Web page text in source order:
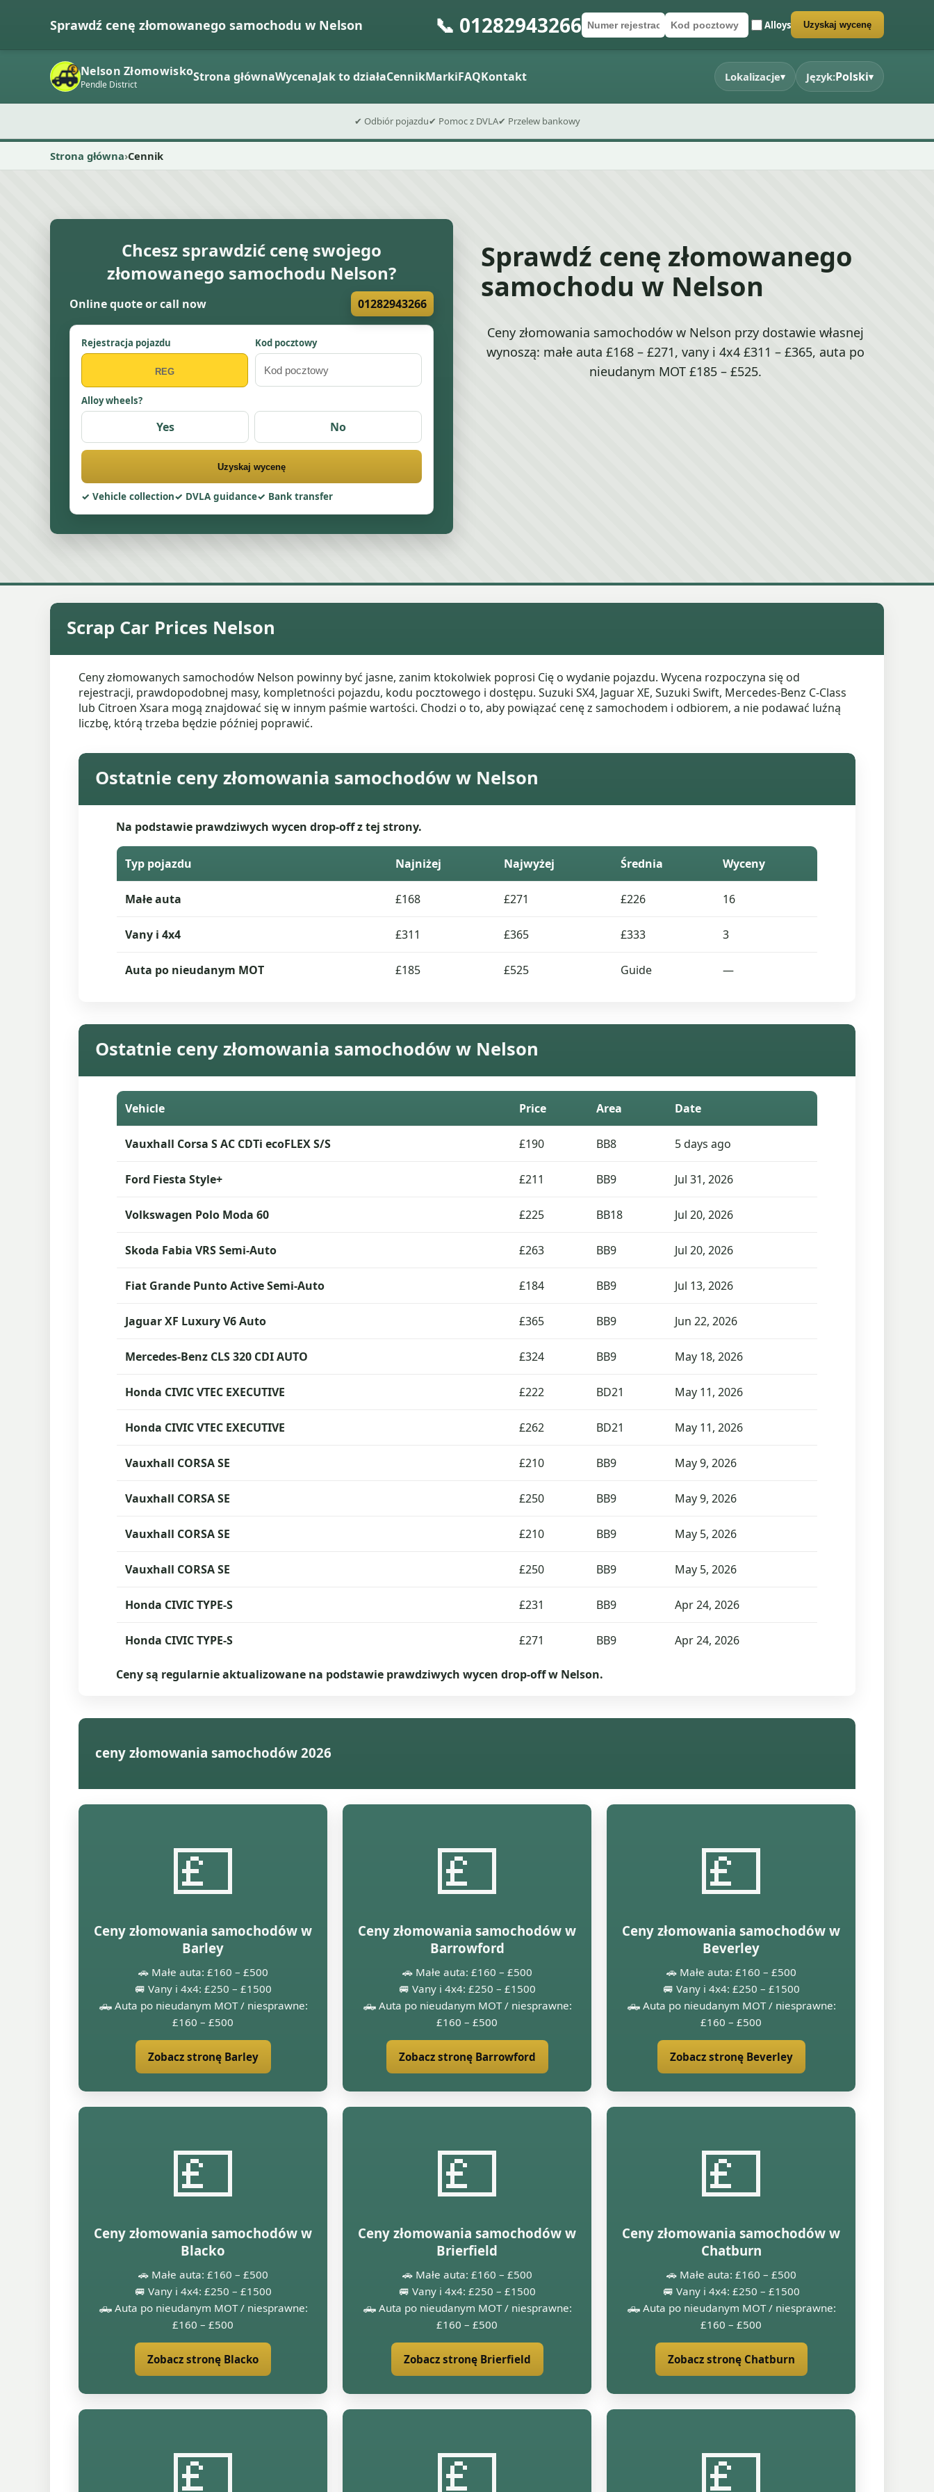
Sprawdź cenę złomowanego samochodu w Nelson 📞 01282943266Numer rejestracyjny
Kod pocztowy Alloys
Wyślij formularz wyceny Uzyskaj wycenę
Nelson Złomowisko
Pendle District Strona głównaWycenaJak to działaCennikMarkiFAQKontakt Lokalizacje▾ Język:Polski▾
✔ Odbiór pojazdu✔ Pomoc z DVLA✔ Przelew bankowy
Strona główna Cennik
Chcesz sprawdzić cenę swojego
złomowanego samochodu Nelson?
Online quote or call now 01282943266
Rejestracja pojazdu Kod pocztowy
Alloy wheels?
Yes No
Uzyskaj wycenę
Vehicle collection DVLA guidance Bank transfer
Sprawdź cenę złomowanego
samochodu w Nelson
Ceny złomowania samochodów w Nelson przy dostawie własnej
wynoszą: małe auta £168 – £271, vany i 4x4 £311 – £365, auta po
nieudanym MOT £185 – £525.
Scrap Car Prices Nelson
Ceny złomowanych samochodów Nelson powinny być jasne, zanim ktokolwiek poprosi Cię o wydanie pojazdu. Wycena rozpoczyna się od
rejestracji, prawdopodobnej masy, kompletności pojazdu, kodu pocztowego i dostępu. Suzuki SX4, Jaguar XE, Suzuki Swift, Mercedes-Benz C-Class
lub Citroen Xsara mogą znajdować się w innym paśmie wartości. Chodzi o to, aby powiązać cenę z samochodem i odbiorem, a nie podawać luźną
liczbę, którą trzeba będzie później poprawić.
Ostatnie ceny złomowania samochodów w Nelson
Na podstawie prawdziwych wycen drop-off z tej strony.
Typ pojazdu Najniżej Najwyżej Średnia Wyceny
Małe auta £168 £271 £226 16
Vany i 4x4 £311 £365 £333 3
Auta po nieudanym MOT £185 £525 Guide —
Ostatnie ceny złomowania samochodów w Nelson
Vehicle Price Area Date
Vauxhall Corsa S AC CDTi ecoFLEX S/S £190 BB8 5 days ago
Ford Fiesta Style+ £211 BB9 Jul 31, 2026
Volkswagen Polo Moda 60 £225 BB18 Jul 20, 2026
Skoda Fabia VRS Semi-Auto £263 BB9 Jul 20, 2026
Fiat Grande Punto Active Semi-Auto £184 BB9 Jul 13, 2026
Jaguar XF Luxury V6 Auto £365 BB9 Jun 22, 2026
Mercedes-Benz CLS 320 CDI AUTO £324 BB9 May 18, 2026
Honda CIVIC VTEC EXECUTIVE £222 BD21 May 11, 2026
Honda CIVIC VTEC EXECUTIVE £262 BD21 May 11, 2026
Vauxhall CORSA SE £210 BB9 May 9, 2026
Vauxhall CORSA SE £250 BB9 May 9, 2026
Vauxhall CORSA SE £210 BB9 May 5, 2026
Vauxhall CORSA SE £250 BB9 May 5, 2026
Honda CIVIC TYPE-S £231 BB9 Apr 24, 2026
Honda CIVIC TYPE-S £271 BB9 Apr 24, 2026
Ceny są regularnie aktualizowane na podstawie prawdziwych wycen drop-off w Nelson.
ceny złomowania samochodów 2026
💷
Ceny złomowania samochodów w
Barley
🚗 Małe auta: £160 – £500
🚐 Vany i 4x4: £250 – £1500
🛻 Auta po nieudanym MOT / niesprawne:
£160 – £500
Zobacz stronę Barley
💷
Ceny złomowania samochodów w
Barrowford
🚗 Małe auta: £160 – £500
🚐 Vany i 4x4: £250 – £1500
🛻 Auta po nieudanym MOT / niesprawne:
£160 – £500
Zobacz stronę Barrowford
💷
Ceny złomowania samochodów w
Beverley
🚗 Małe auta: £160 – £500
🚐 Vany i 4x4: £250 – £1500
🛻 Auta po nieudanym MOT / niesprawne:
£160 – £500
Zobacz stronę Beverley
💷
Ceny złomowania samochodów w
Blacko
🚗 Małe auta: £160 – £500
🚐 Vany i 4x4: £250 – £1500
🛻 Auta po nieudanym MOT / niesprawne:
£160 – £500
Zobacz stronę Blacko
💷
Ceny złomowania samochodów w
Brierfield
🚗 Małe auta: £160 – £500
🚐 Vany i 4x4: £250 – £1500
🛻 Auta po nieudanym MOT / niesprawne:
£160 – £500
Zobacz stronę Brierfield
💷
Ceny złomowania samochodów w
Chatburn
🚗 Małe auta: £160 – £500
🚐 Vany i 4x4: £250 – £1500
🛻 Auta po nieudanym MOT / niesprawne:
£160 – £500
Zobacz stronę Chatburn
💷 💷 💷